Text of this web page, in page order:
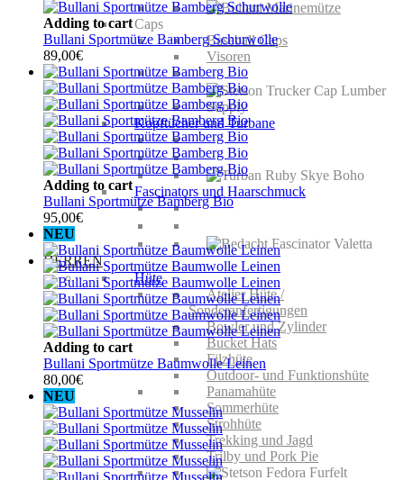
Caps
Baseball Caps
Visoren
Kopftücher und Turbane
Fascinators und Haarschmuck
HERREN
Hüte
Atelier Hüte /
Sonderanfertigungen
Bowler und Zylinder
Bucket Hats
Filzhüte
Outdoor- und Funktionshüte
Panamahüte
Sommerhüte
Strohhüte
Trekking und Jagd
Trilby und Pork Pie
Adding to cart
Bullani Sportmütze Bamberg Schurwolle
89,00€
Adding to cart
Bullani Sportmütze Bamberg Bio
95,00€
NEU
Adding to cart
Bullani Sportmütze Baumwolle Leinen
80,00€
NEU